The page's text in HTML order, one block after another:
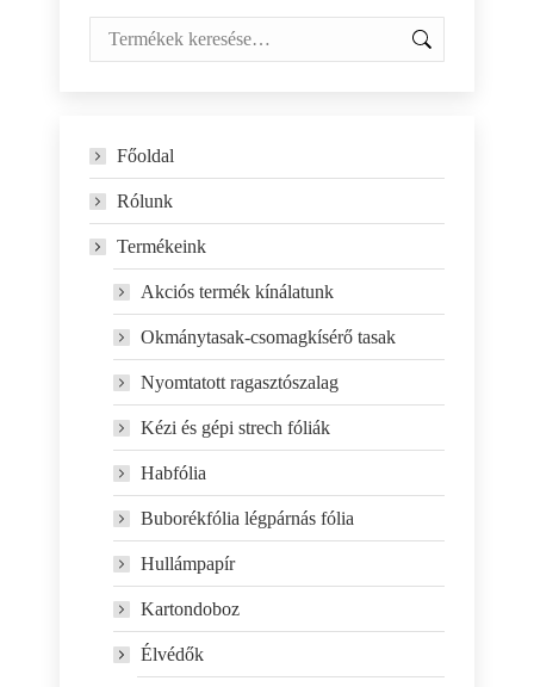
Főoldal
Rólunk
Termékeink
Akciós termék kínálatunk
Okmánytasak-csomagkísérő tasak
Nyomtatott ragasztószalag
Kézi és gépi strech fóliák
Habfólia
Buborékfólia légpárnás fólia
Hullámpapír
Kartondoboz
Élvédők